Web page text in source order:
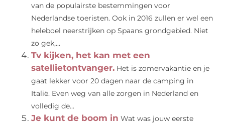
van de populairste bestemmingen voor
Nederlandse toeristen. Ook in 2016 zullen er wel een
heleboel neerstrijken op Spaans grondgebied. Niet
zo gek,...
Tv kijken, het kan met een
satellietontvanger. Het is zomervakantie en je
gaat lekker voor 20 dagen naar de camping in
Italië. Even weg van alle zorgen in Nederland en
volledig de...
Je kunt de boom in Wat was jouw eerste